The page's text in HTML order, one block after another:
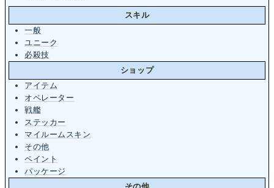
スキル
一般
ユニーク
必殺技
ショップ
アイテム
オペレーター
戦艦
ステッカー
マイルームスキン
その他
ペイント
パッケージ